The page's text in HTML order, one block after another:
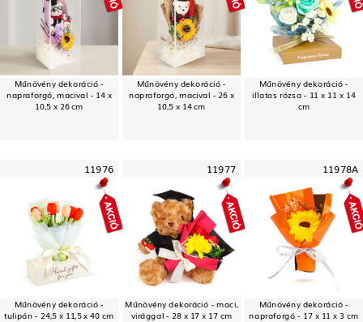
Műnövény dekoráció -
napraforgó, macival - 14 x
10,5 x 26 cm
Műnövény dekoráció -
napraforgó, macival - 26 x
10,5 x 14 cm
Műnövény dekoráció -
illatos rózsa - 11 x 11 x 14
cm
11976
Műnövény dekoráció -
tulipán - 24,5 x 11,5 x 40 cm
11977
Műnövény dekoráció - maci,
virággal - 28 x 17 x 17 cm
11978A
Műnövény dekoráció -
napraforgó - 17 x 11 x 3 cm